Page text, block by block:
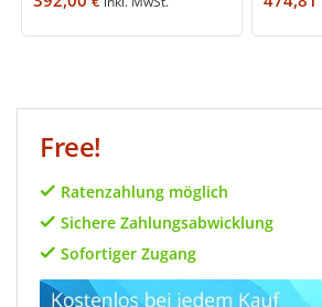
Free!
Ratenzahlung möglich
Sichere Zahlungsabwicklung
Sofortiger Zugang